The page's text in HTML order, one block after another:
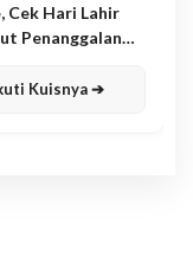
Cek Hari Lahir
Penanggalan
Kuisnya ➔